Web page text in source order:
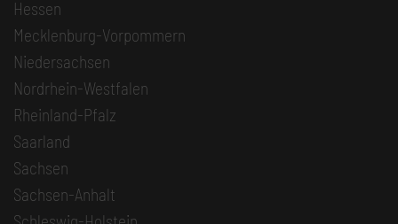
Hessen
Mecklenburg-Vorpommern
Niedersachsen
Nordrhein-Westfalen
Rheinland-Pfalz
Saarland
Sachsen
Sachsen-Anhalt